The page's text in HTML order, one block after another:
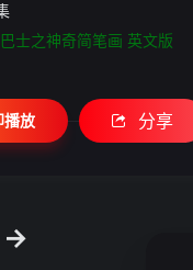
士之神奇简笔画 英文版
播放 分享
→